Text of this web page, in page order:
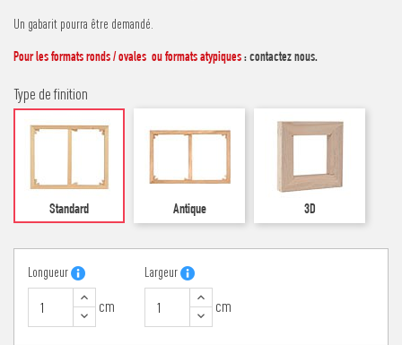
Un gabarit pourra être demandé.
Pour les formats ronds / ovales ou formats atypiques : contactez nous.
Type de finition
Standard Antique 3D
Longueur
▲
▼
cm
Largeur
▲
▼
cm